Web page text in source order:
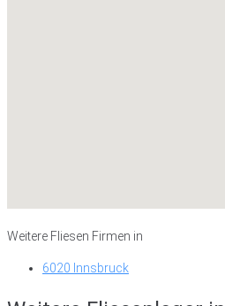
Weitere Fliesen Firmen in
6020 Innsbruck